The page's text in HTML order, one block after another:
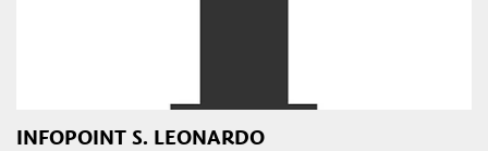
INFOPOINT S. LEONARDO